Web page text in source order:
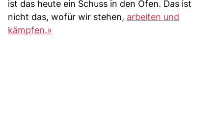
ist das heute ein Schuss in den Ofen. Das ist
nicht das, wofür wir stehen, arbeiten und
kämpfen.»